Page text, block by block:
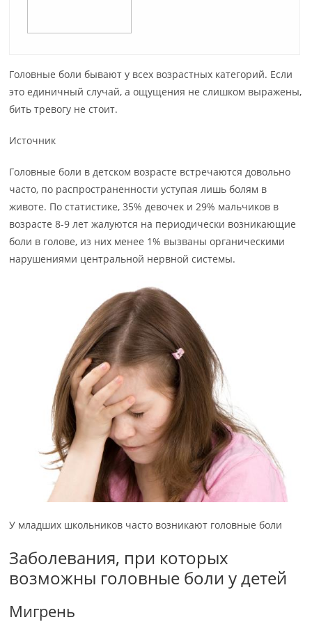
Головные боли бывают у всех возрастных категорий. Если
это единичный случай, а ощущения не слишком выражены,
бить тревогу не стоит.
Источник
Головные боли в детском возрасте встречаются довольно
часто, по распространенности уступая лишь болям в
животе. По статистике, 35% девочек и 29% мальчиков в
возрасте 8-9 лет жалуются на периодически возникающие
боли в голове, из них менее 1% вызваны органическими
нарушениями центральной нервной системы.
У младших школьников часто возникают головные боли
Заболевания, при которых
возможны головные боли у детей
Мигрень